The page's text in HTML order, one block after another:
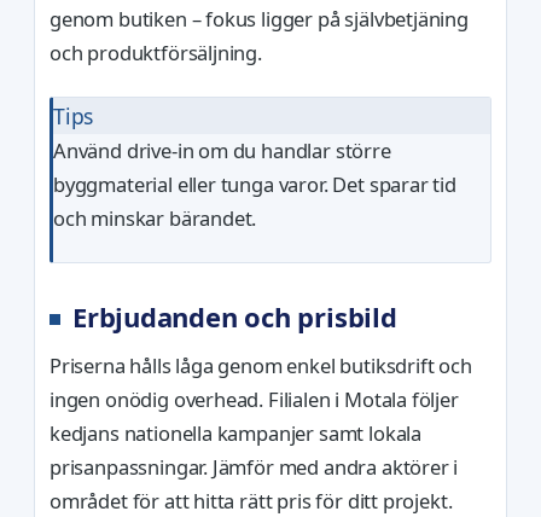
genom butiken – fokus ligger på självbetjäning
och produktförsäljning.
Tips
Använd drive-in om du handlar större
byggmaterial eller tunga varor. Det sparar tid
och minskar bärandet.
Erbjudanden och prisbild
Priserna hålls låga genom enkel butiksdrift och
ingen onödig overhead. Filialen i Motala följer
kedjans nationella kampanjer samt lokala
prisanpassningar. Jämför med andra aktörer i
området för att hitta rätt pris för ditt projekt.